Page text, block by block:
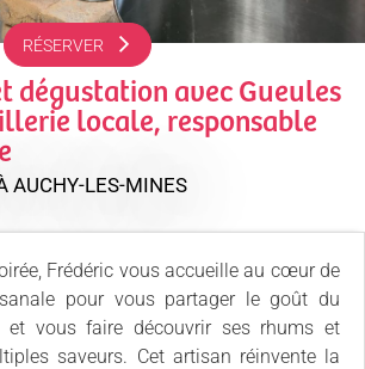
RÉSERVER
dégustation avec Gueules
locale, responsable
AUCHY-LES-MINES
Frédéric vous accueille au cœur de
pour vous partager le goût du
vous faire découvrir ses rhums et
saveurs. Cet artisan réinvente la